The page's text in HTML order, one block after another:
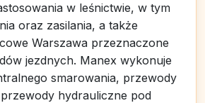
w leśnictwie, w tym
oraz zasilania, a także
Warszawa przeznaczone
jezdnych. Manex wykonuje
smarowania, przewody
hydrauliczne pod